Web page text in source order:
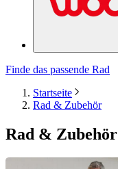
Finde das passende Rad
Startseite
Rad & Zubehör
Rad & Zubehör